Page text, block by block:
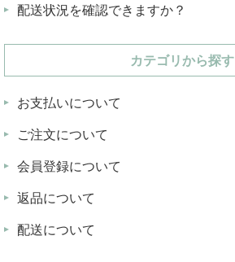
配送状況を確認できますか？
カテゴリから探す
お支払いについて
ご注文について
会員登録について
返品について
配送について